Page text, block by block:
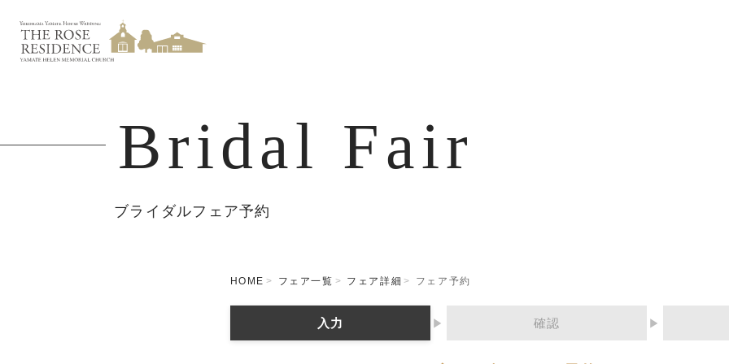
Bridal Fair
ブライダルフェア予約
HOME フェア一覧 フェア詳細 フェア予約
入力 ▶ 確認 ▶